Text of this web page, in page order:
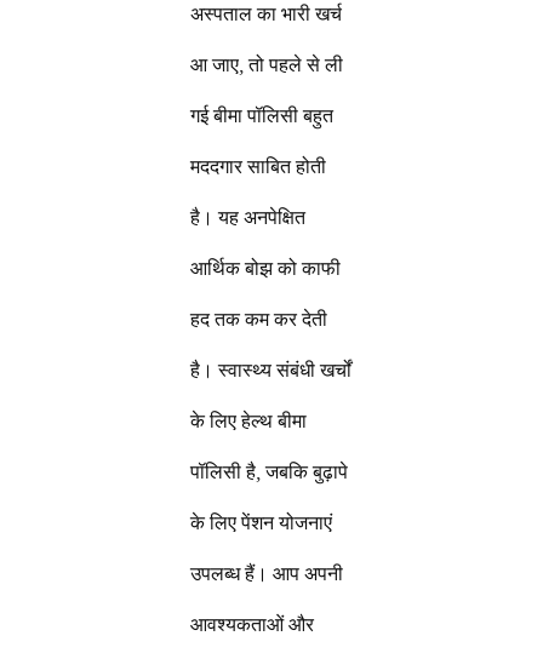
अस्पताल का भारी खर्च
आ जाए, तो पहले से ली
गई बीमा पॉलिसी बहुत
मददगार साबित होती
है। यह अनपेक्षित
आर्थिक बोझ को काफी
हद तक कम कर देती
है। स्वास्थ्य संबंधी खर्चों
के लिए हेल्थ बीमा
पॉलिसी है, जबकि बुढ़ापे
के लिए पेंशन योजनाएं
उपलब्ध हैं। आप अपनी
आवश्यकताओं और